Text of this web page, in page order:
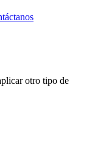
otro tipo de